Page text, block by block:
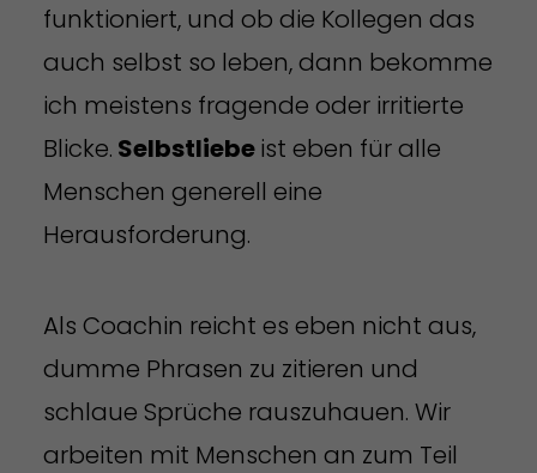
funktioniert, und ob die Kollegen das
auch selbst so leben, dann bekomme
ich meistens fragende oder irritierte
Blicke. Selbstliebeist eben für alle
Menschen generell eine
Herausforderung.
Als Coachin reicht es eben nicht aus,
dumme Phrasen zu zitieren und
schlaue Sprüche rauszuhauen. Wir
arbeiten mit Menschen an zum Teil